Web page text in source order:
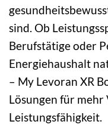
sind. Ob
Berufstätige oder
Energiehaushalt
– My Levoran XR
Lösungen für
Leistungsfähigkeit.